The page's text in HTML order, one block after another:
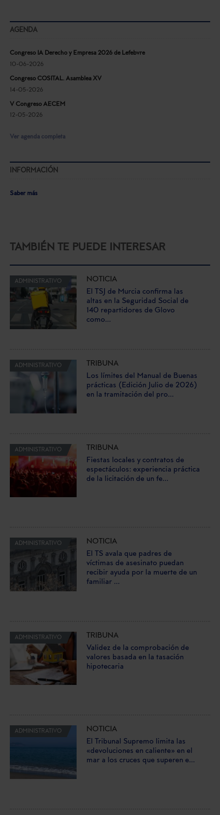
AGENDA
Congreso IA Derecho y Empresa 2026 de Lefebvre
10-06-2026
Congreso COSITAL. Asamblea XV
14-05-2026
V Congreso AECEM
12-05-2026
Ver agenda completa
INFORMACIÓN
Saber más
TAMBIÉN TE PUEDE INTERESAR
ADMINISTRATIVO
NOTICIA
El TSJ de Murcia confirma las
altas en la Seguridad Social de
140 repartidores de Glovo
como...
ADMINISTRATIVO
TRIBUNA
Los límites del Manual de Buenas
prácticas (Edición Julio de 2026)
en la tramitación del pro...
ADMINISTRATIVO
TRIBUNA
Fiestas locales y contratos de
espectáculos: experiencia práctica
de la licitación de un fe...
ADMINISTRATIVO
NOTICIA
El TS avala que padres de
víctimas de asesinato puedan
recibir ayuda por la muerte de un
familiar ...
ADMINISTRATIVO
TRIBUNA
Validez de la comprobación de
valores basada en la tasación
hipotecaria
ADMINISTRATIVO
NOTICIA
El Tribunal Supremo limita las
«devoluciones en caliente» en el
mar a los cruces que superen e...